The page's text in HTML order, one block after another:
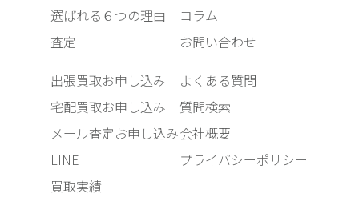
選ばれる６つの理由
査定
コラム
お問い合わせ
出張買取お申し込み
宅配買取お申し込み
メール査定お申し込み
LINE
買取実績
よくある質問
質問検索
会社概要
プライバシーポリシー